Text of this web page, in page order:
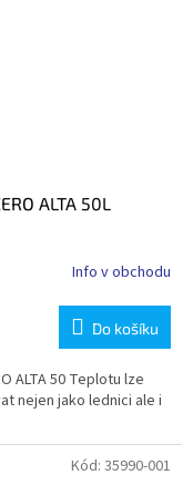
ALTA 50L
Info v obchodu
Do košíku
ALTA 50 Teplotu lze
nejen jako lednici ale i
Kód: 35990-001